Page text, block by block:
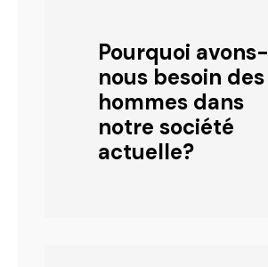
Pourquoi avons-
nous besoin des
hommes dans
notre société
actuelle?